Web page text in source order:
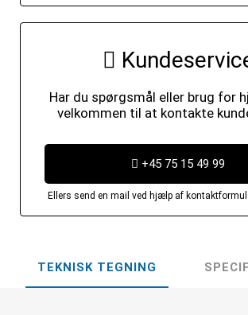
Har du spørgsmål eller brug for
velkommen til at kontakte
+45 75 15 49 99
Ellers send en mail ved hjælp af
TEKNISK TEGNING